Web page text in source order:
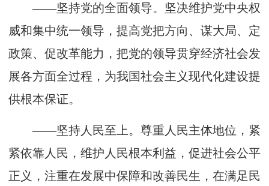
——坚持党的全面领导。坚决维护党中央权
威和集中统一领导，提高党把方向、谋大局、定
政策、促改革能力，把党的领导贯穿经济社会发
展各方面全过程，为我国社会主义现代化建设提
供根本保证。
——坚持人民至上。尊重人民主体地位，紧
紧依靠人民，维护人民根本利益，促进社会公平
正义，注重在发展中保障和改善民生，在满足民